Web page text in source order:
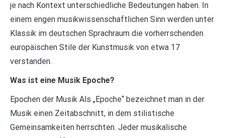
je nach Kontext unterschiedliche Bedeutungen haben. In
einem engen musikwissenschaftlichen Sinn werden unter
Klassik im deutschen Sprachraum die vorherrschenden
europäischen Stile der Kunstmusik von etwa 17
verstanden.
Was ist eine Musik Epoche?
Epochen der Musik Als „Epoche“ bezeichnet man in der
Musik einen Zeitabschnitt, in dem stilistische
Gemeinsamkeiten herrschten. Jeder musikalische